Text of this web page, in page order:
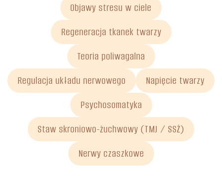
Objawy stresu w ciele
Regeneracja tkanek twarzy
Teoria poliwagalna
Regulacja układu nerwowego
Napięcie twarzy
Psychosomatyka
Staw skroniowo-żuchwowy (TMJ / SSŻ)
Nerwy czaszkowe